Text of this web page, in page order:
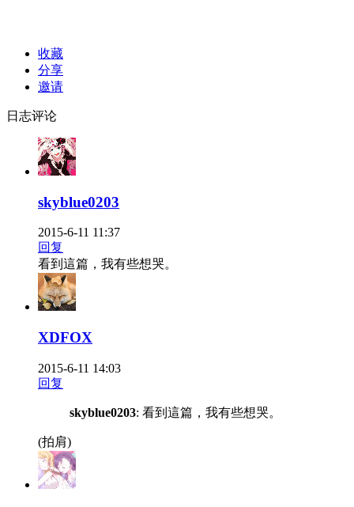
收藏
分享
邀请
日志评论
skyblue0203
2015-6-11 11:37
回复
看到這篇，我有些想哭。
XDFOX
2015-6-11 14:03
回复
skyblue0203: 看到這篇，我有些想哭。
(拍肩)